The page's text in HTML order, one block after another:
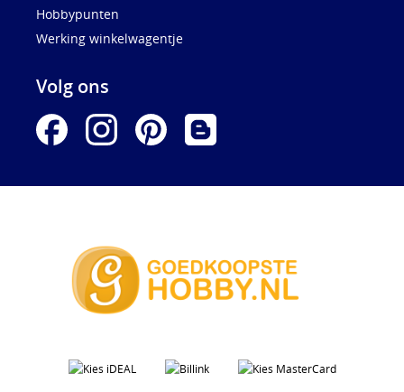
Hobbypunten
Werking winkelwagentje
Volg ons